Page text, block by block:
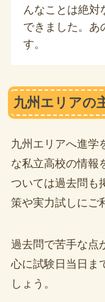
んなことは絶対
できました。あ
す。
九州エリアの
九州エリアへ進学
な私立高校の情報
ついては過去問も
策や実力試しにご
過去問で苦手な点
心に試験日当日ま
しょう。